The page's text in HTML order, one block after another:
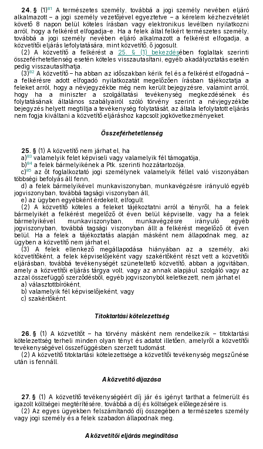
24. § (1)81
A természetes személy, továbbá a jogi személy nevében eljáró
alkalmazott – a jogi személy vezetőjével egyeztetve – a kérelem kézhezvételét
követő 8 napon belül köteles írásban vagy elektronikus levélben nyilatkozni
arról, hogy a felkérést elfogadja-e. Ha a felek által felkért természetes személy,
továbbá a jogi személy nevében eljáró alkalmazott a felkérést elfogadja, a
közvetítői eljárás lefolytatására, mint közvetítő, ő jogosult.
(2) A közvetítő a felkérést a 25. § (1) bekezdésében foglaltak szerinti
összeférhetetlenség esetén köteles visszautasítani, egyéb akadályoztatás esetén
pedig visszautasíthatja.
(3)82 A közvetítő – ha abban az időszakban kérik fel és a felkérést elfogadná –
a felkérésre adott elfogadó nyilatkozatát megelőzően írásban tájékoztatja a
feleket arról, hogy a névjegyzékbe még nem került bejegyzésre, valamint arról,
hogy ha a miniszter a szolgáltatási tevékenység megkezdésének és
folytatásának általános szabályairól szóló törvény szerint a névjegyzékbe
bejegyzés helyett megtiltja a tevékenység folytatását, az általa lefolytatott eljárás
nem fogja kiváltani a közvetítő eljáráshoz kapcsolt jogkövetkezményeket.
Összeférhetetlenség
25. § (1) A közvetítő nem járhat el, ha
a)83 valamelyik felet képviseli vagy valamelyik fél támogatója,
b)84 a felek bármelyikének a Ptk. szerinti hozzátartozója,
c)85
az őt foglalkoztató jogi személynek valamelyik féllel való viszonyában
többségi befolyás áll fenn,
d) a felek bármelyikével munkaviszonyban, munkavégzésre irányuló egyéb
jogviszonyban, továbbá tagsági viszonyban áll,
e) az ügyben egyébként érdekelt, elfogult.
(2) A közvetítő köteles a feleket tájékoztatni arról a tényről, ha a felek
bármelyikét a felkérést megelőző öt éven belül képviselte, vagy ha a felek
bármelyikével munkaviszonyban, munkavégzésre irányuló egyéb
jogviszonyban, továbbá tagsági viszonyban állt a felkérést megelőző öt éven
belül. Ha a felek a tájékoztatás alapján másként nem állapodnak meg, az
ügyben a közvetítő nem járhat el.
(3) A felek ellenkező megállapodása hiányában az a személy, aki
közvetítőként, a felek képviselőjeként vagy szakértőként részt vett a közvetítői
eljárásban, továbbá tevékenységét szüneteltető közvetítő, abban a jogvitában,
amely a közvetítői eljárás tárgya volt, vagy az annak alapjául szolgáló vagy az
azzal összefüggő szerződésből, egyéb jogviszonyból keletkezett, nem járhat el
a) választottbíróként,
b) valamelyik fél képviselőjeként, vagy
c) szakértőként.
Titoktartási kötelezettség
26. § (1) A közvetítőt – ha törvény másként nem rendelkezik – titoktartási
kötelezettség terheli minden olyan tényt és adatot illetően, amelyről a közvetítői
tevékenységével összefüggésben szerzett tudomást.
(2) A közvetítő titoktartási kötelezettsége a közvetítői tevékenység megszűnése
után is fennáll.
A közvetítő díjazása
27. § (1) A közvetítő tevékenységéért díj jár és igényt tarthat a felmerült és
igazolt költségei megtérítésére, továbbá a díj és költségek előlegezésére is.
(2) Az egyes ügyekben felszámítandó díj összegében a természetes személy
vagy jogi személy és a felek szabadon állapodnak meg.
A közvetítői eljárás megindítása